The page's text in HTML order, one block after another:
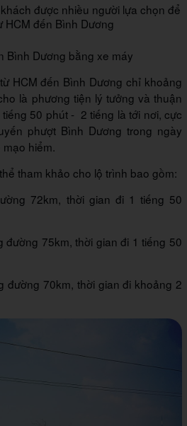
được nhiều người lựa chọn để
HCM đến Bình Dương
Bình Dương bằng xe máy
HCM đến Bình Dương chỉ khoảng
là phương tiện lý tưởng và thuận
50 phút - 2 tiếng là tới nơi, cực
phượt Bình Dương trong ngày
hiểm.
tham khảo cho lộ trình bao gồm:
72km, thời gian đi 1 tiếng 50
75km, thời gian đi 1 tiếng 50
đường 70km, thời gian đi khoảng 2